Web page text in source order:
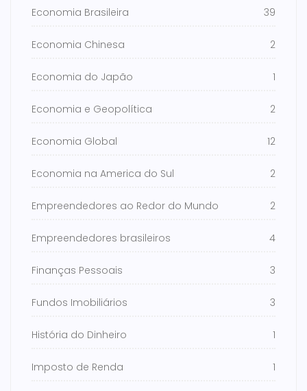
Economia Brasileira 39
Economia Chinesa 2
Economia do Japão 1
Economia e Geopolítica 2
Economia Global 12
Economia na America do Sul 2
Empreendedores ao Redor do Mundo 2
Empreendedores brasileiros 4
Finanças Pessoais 3
Fundos Imobiliários 3
História do Dinheiro 1
Imposto de Renda 1